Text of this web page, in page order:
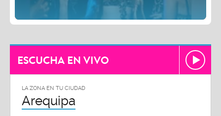
ESCUCHA EN VIVO
LA ZONA EN TU CIUDAD
Arequipa